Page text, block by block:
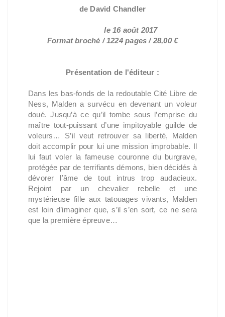
de David Chandler
le 16 août 2017
Format broché / 1224 pages / 28,00 €
Présentation de l'éditeur :
Dans les bas-fonds de la redoutable Cité Libre de
Ness, Malden a survécu en devenant un voleur
doué. Jusqu’à ce qu’il tombe sous l’emprise du
maître tout-puissant d’une impitoyable guilde de
voleurs… S’il veut retrouver sa liberté, Malden
doit accomplir pour lui une mission improbable. Il
lui faut voler la fameuse couronne du burgrave,
protégée par de terrifiants démons, bien décidés à
dévorer l’âme de tout intrus trop audacieux.
Rejoint par un chevalier rebelle et une
mystérieuse fille aux tatouages vivants, Malden
est loin d’imaginer que, s’il s’en sort, ce ne sera
que la première épreuve…